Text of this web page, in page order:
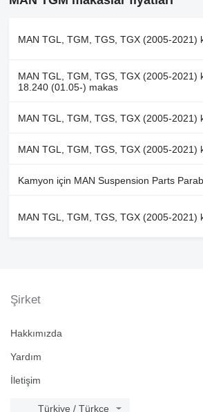
MAN TGL, TGM, TGS, TGX (2005-2021)
MAN TGL, TGM, TGS, TGX (2005-2021)
18.240 (01.05-) makas
MAN TGL, TGM, TGS, TGX (2005-2021)
MAN TGL, TGM, TGS, TGX (2005-2021)
Kamyon için MAN Suspension Parts
MAN TGL, TGM, TGS, TGX (2005-2021)
Şirket
Hakkımızda
Yardım
İletişim
Türkiye / Türkçe